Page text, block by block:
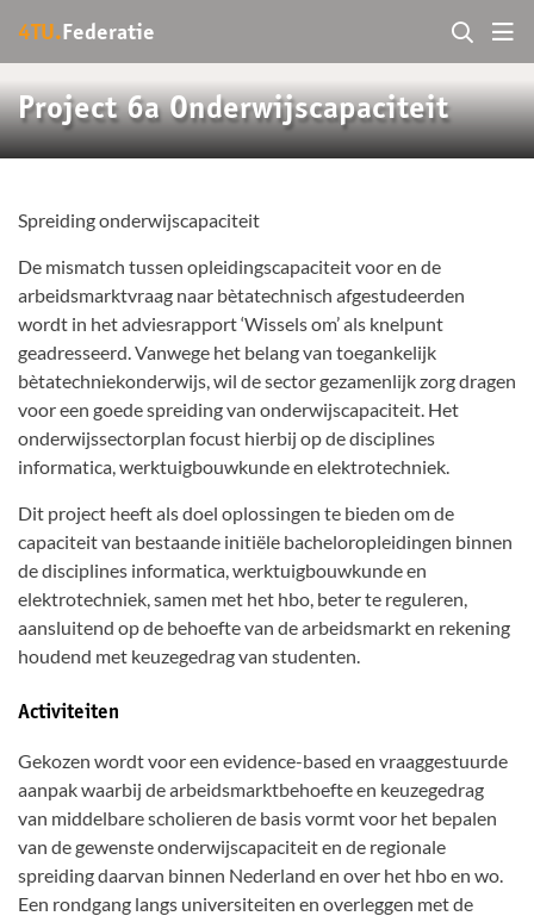
4TU. Federatie
Project 6a Onderwijscapaciteit
Spreiding onderwijscapaciteit
De mismatch tussen opleidingscapaciteit voor en de
arbeidsmarktvraag naar bètatechnisch afgestudeerden
wordt in het adviesrapport ‘Wissels om’ als knelpunt
geadresseerd. Vanwege het belang van toegankelijk
bètatechniekonderwijs, wil de sector gezamenlijk zorg dragen
voor een goede spreiding van onderwijscapaciteit. Het
onderwijssectorplan focust hierbij op de disciplines
informatica, werktuigbouwkunde en elektrotechniek.
Dit project heeft als doel oplossingen te bieden om de
capaciteit van bestaande initiële bacheloropleidingen binnen
de disciplines informatica, werktuigbouwkunde en
elektrotechniek, samen met het hbo, beter te reguleren,
aansluitend op de behoefte van de arbeidsmarkt en rekening
houdend met keuzegedrag van studenten.
Activiteiten
Gekozen wordt voor een evidence-based en vraaggestuurde
aanpak waarbij de arbeidsmarktbehoefte en keuzegedrag
van middelbare scholieren de basis vormt voor het bepalen
van de gewenste onderwijscapaciteit en de regionale
spreiding daarvan binnen Nederland en over het hbo en wo.
Een rondgang langs universiteiten en overleggen met de